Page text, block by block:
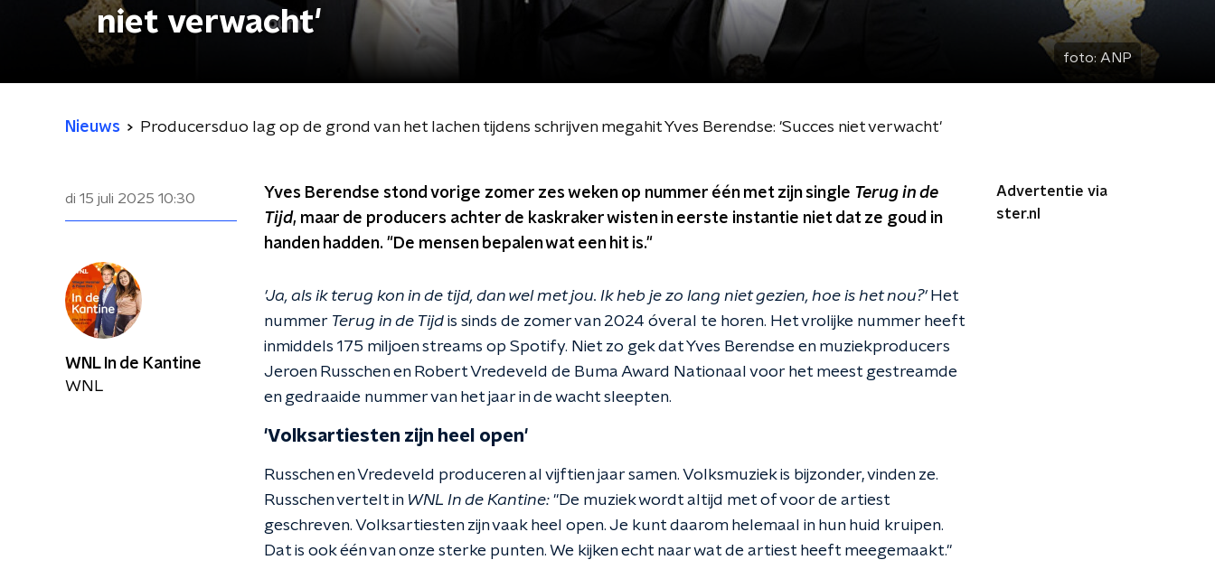
niet verwacht'
foto: ANP
Nieuws Producersduo lag op de grond van het lachen tijdens schrijven megahit Yves Berendse: 'Succes niet verwacht'
di 15 juli 2025 10:30 Yves Berendse stond vorige zomer zes weken op nummer één met zijn single Terug in de
Tijd, maar de producers achter de kaskraker wisten in eerste instantie niet dat ze goud in
handen hadden. "De mensen bepalen wat een hit is."
'Ja, als ik terug kon in de tijd, dan wel met jou. Ik heb je zo lang niet gezien, hoe is het nou?'Het
nummer Terug in de Tijd is sinds de zomer van 2024 óveral te horen. Het vrolijke nummer heeft
inmiddels 175 miljoen streams op Spotify. Niet zo gek dat Yves Berendse en muziekproducers
Jeroen Russchen en Robert Vredeveld de Buma Award Nationaal voor het meest gestreamde
en gedraaide nummer van het jaar in de wacht sleepten.
'Volksartiesten zijn heel open'
Russchen en Vredeveld produceren al vijftien jaar samen. Volksmuziek is bijzonder, vinden ze.
Russchen vertelt in WNL In de Kantine: "De muziek wordt altijd met of voor de artiest
geschreven. Volksartiesten zijn vaak heel open. Je kunt daarom helemaal in hun huid kruipen.
Dat is ook één van onze sterke punten. We kijken echt naar wat de artiest heeft meegemaakt."
Advertentie via
ster.nl
WNL In de Kantine
WNL